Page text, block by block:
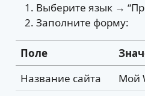
Выберите язык →
Заполните форму:
Поле
Название сайта
Мой